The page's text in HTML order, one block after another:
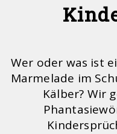
Wer oder was ist
Marmelade im
Kälber? Wir